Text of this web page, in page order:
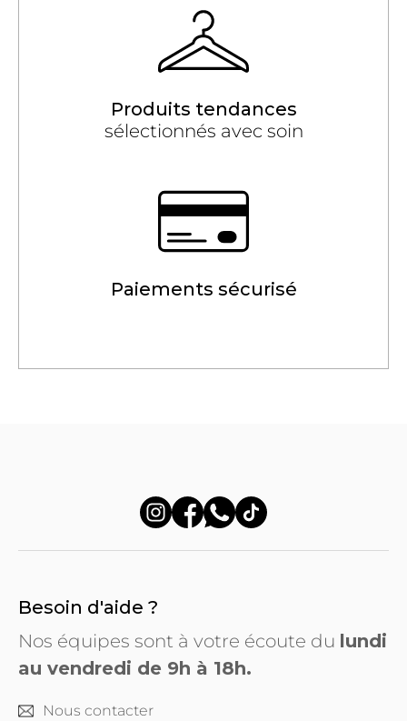
Produits tendances
sélectionnés avec soin
Paiements sécurisé
Besoin d'aide ?
Nos équipes sont à votre écoute du lundi
au vendredi de 9h à 18h.
Nous contacter